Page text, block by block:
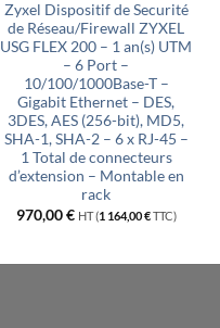
Zyxel Dispositif de Securité
de Réseau/Firewall ZYXEL
USG FLEX 200 – 1 an(s) UTM
– 6 Port –
10/100/1000Base-T –
Gigabit Ethernet – DES,
3DES, AES (256-bit), MD5,
SHA-1, SHA-2 – 6 x RJ-45 –
1 Total de connecteurs
d’extension – Montable en
rack
970,00€ HT (1 164,00€TTC)